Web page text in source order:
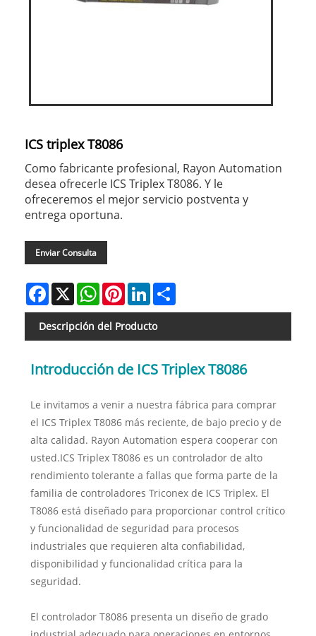
ICS triplex T8086
Como fabricante profesional, Rayon Automation
desea ofrecerle ICS Triplex T8086. Y le
ofreceremos el mejor servicio postventa y
entrega oportuna.
Enviar Consulta
Facebook
X WhatsAppPinterestLinkedIn
Descripción del Producto
Introducción de ICS Triplex T8086
Le invitamos a venir a nuestra fábrica para comprar
el ICS Triplex T8086 más reciente, de bajo precio y de
alta calidad. Rayon Automation espera cooperar con
usted.ICS Triplex T8086 es un controlador de alto
rendimiento tolerante a fallas que forma parte de la
familia de controladores Triconex de ICS Triplex. El
T8086 está diseñado para proporcionar control crítico
y funcionalidad de seguridad para procesos
industriales que requieren alta confiabilidad,
disponibilidad y funcionalidad crítica para la
seguridad.
El controlador T8086 presenta un diseño de grado